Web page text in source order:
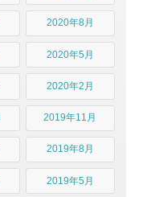
2020年8月
2020年5月
2020年2月
2019年11月
2019年8月
2019年5月